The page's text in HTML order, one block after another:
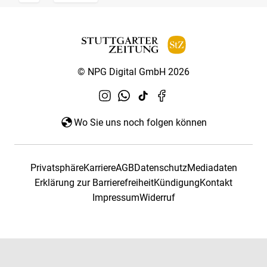
© NPG Digital GmbH 2026
Wo Sie uns noch folgen können
PrivatsphäreKarriereAGBDatenschutzMediadaten
Erklärung zur BarrierefreiheitKündigungKontakt
ImpressumWiderruf